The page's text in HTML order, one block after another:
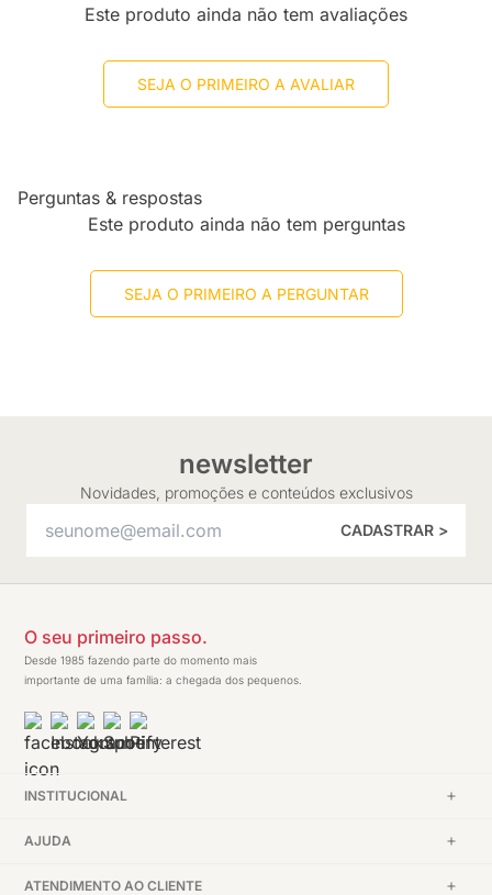
Este produto ainda não tem avaliações
SEJA O PRIMEIRO A AVALIAR
Perguntas & respostas
Este produto ainda não tem perguntas
SEJA O PRIMEIRO A PERGUNTAR
newsletter
Novidades, promoções e conteúdos exclusivos
CADASTRAR >
O seu primeiro passo.
Desde 1985 fazendo parte do momento mais
importante de uma família: a chegada dos pequenos.
INSTITUCIONAL
AJUDA
ATENDIMENTO AO CLIENTE